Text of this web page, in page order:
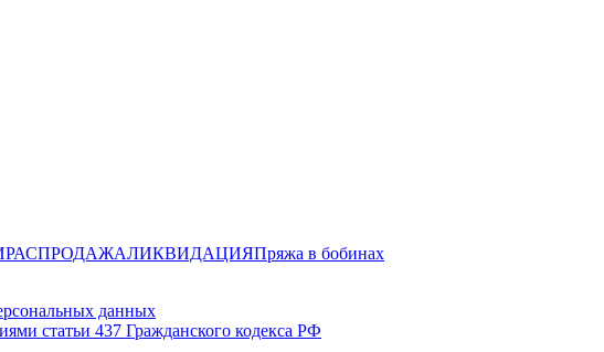
РАСПРОДАЖАЛИКВИДАЦИЯПряжа в бобинах
данных
статьи 437 Гражданского кодекса РФ